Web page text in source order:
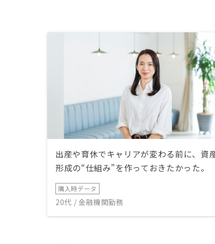
出産や育休でキャリアが変わる前に、資
形成の“仕組み”を作っておきたかった。
購入時データ
20代 / 金融機関勤務